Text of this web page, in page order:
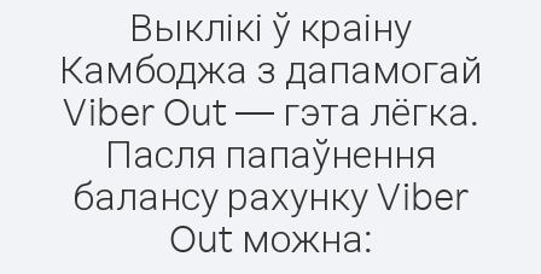
Выклікі ў краіну
Камбоджа з дапамогай
Viber Out — гэта лёгка.
Пасля папаўнення
балансу рахунку Viber
Out можна: